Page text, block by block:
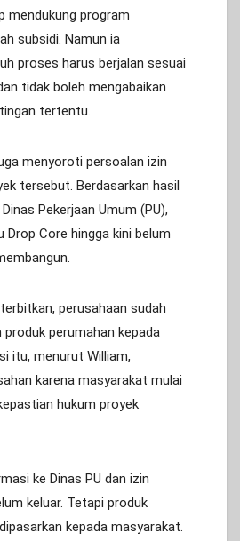
mendukung program
subsidi. Namun ia
proses harus berjalan sesuai
tidak boleh mengabaikan
tertentu.
menyoroti persoalan izin
tersebut. Berdasarkan hasil
Pekerjaan Umum (PU),
Drop Core hingga kini belum
perusahaan sudah
perumahan kepada
itu, menurut William,
karena masyarakat mulai
hukum proyek
ke Dinas PU dan izin
keluar. Tetapi produk
kepada masyarakat.